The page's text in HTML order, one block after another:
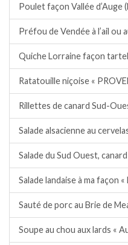
Poulet façon Vallée d’Auge
Préfou de Vendée à l’ail ou
Quiche Lorraine façon
Ratatouille niçoise «
Rillettes de canard Sud-
Salade alsacienne au
Salade du Sud Ouest,
Salade landaise à ma façon «
Sauté de porc au Brie de
Soupe au chou aux lards «